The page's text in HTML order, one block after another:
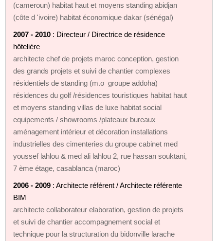
(cameroun) habitat haut et moyens standing abidjan
(côte d 'ivoire) habitat économique dakar (sénégal)
2007 - 2010 : Directeur / Directrice de résidence
hôtelière
architecte chef de projets maroc conception, gestion
des grands projets et suivi de chantier complexes
résidentiels de standing (m.o groupe addoha)
résidences du golf /résidences touristiques habitat haut
et moyens standing villas de luxe habitat social
equipements / showrooms /plateaux bureaux
aménagement intérieur et décoration installations
industrielles des cimenteries du groupe cabinet med
youssef lahlou & med ali lahlou 2, rue hassan souktani,
7 ème étage, casablanca (maroc)
2006 - 2009 : Architecte référent / Architecte référente
BIM
architecte collaborateur elaboration, gestion de projets
et suivi de chantier accompagnement social et
technique pour la structuration du bidonville larache